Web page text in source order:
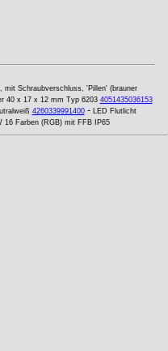
mit Schraubverschluss, 'Pillen' (brauner
40 x 17 x 12 mm Typ 6203 4051435036153
4260339991400- LED Flutlicht
16 Farben (RGB) mit FFB IP65